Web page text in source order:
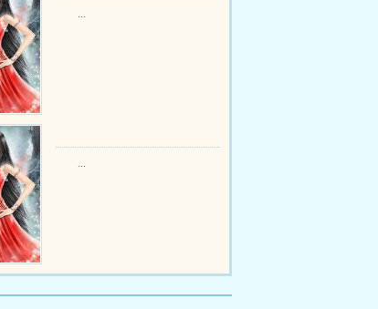
...
...